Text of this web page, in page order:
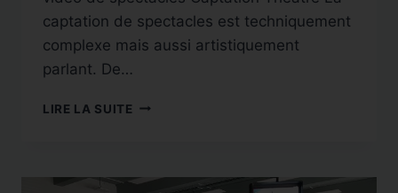
captation de spectacles est techniquement
complexe mais aussi artistiquement
parlant. De…
LIRE LA SUITE CAPTATION
FESTIVALITO